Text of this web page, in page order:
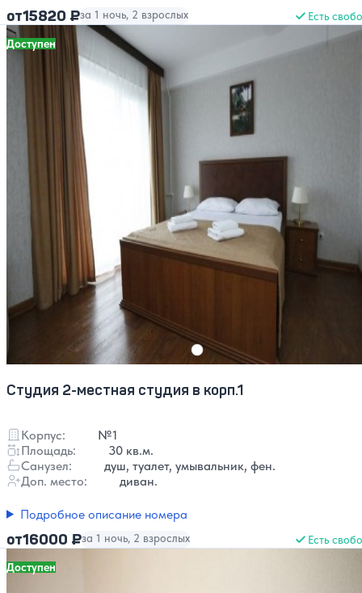
от15820 ₽за 1 ночь, 2 взрослых Есть
Доступен
Студия 2-местная студия в корп.1
Корпус:
№1
Площадь:
30 кв.м.
Санузел:
душ, туалет, умывальник, фен.
Доп. место:
диван.
Подробное описание номера
от16000 ₽за 1 ночь, 2 взрослых Есть
Доступен